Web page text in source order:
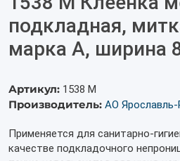
подкладная,
марка А, ширина
Артикул: 1538 М
Производитель: АО Ярославль-
Применяется для санитарно-
качестве подкладочного